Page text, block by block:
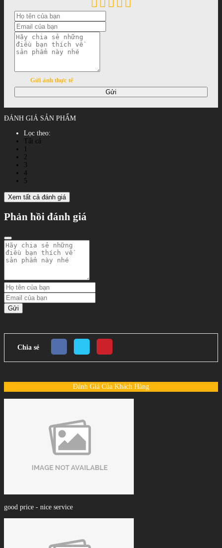
Gửi ảnh thực tế
Gửi
ĐÁNH GIÁ SẢN PHẨM
Lọc theo:
Tất cả
1
2
3
4
5
Xem tất cả đánh giá
Phản hồi đánh giá
Gửi
Chia sẻ
Đánh Giá Của Khách Hàng
good price - nice service